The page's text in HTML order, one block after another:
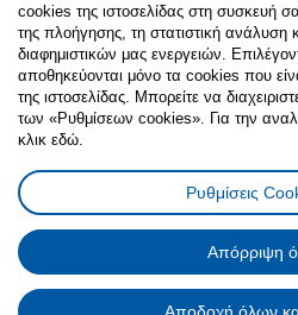
FacebookInstagram
TikTokYoutube
Πολιτική CookiesΔήλωση
Ρυθμίσεις cookies
Γενική Πολιτική
Πολιτική Προσωπικών
Κώδικας
cookies της ιστοσελίδας στη συσκευή
της πλοήγησης, τη στατιστική ανάλυση
διαφημιστικών μας ενεργειών.
αποθηκεύονται μόνο τα cookies που
της ιστοσελίδας. Μπορείτε να
των «Ρυθμίσεων cookies». Για την
κλικ εδώ.
Ρυθμίσεις
Απόρριψη